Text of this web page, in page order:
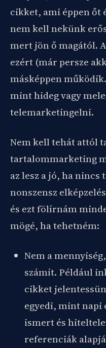
cikket, ami éppen őt
nem kell nekünk
mert jön ő magától.
ezért (már persze
másképpen
mint hideg vagy
telemarketingelni.
Nem kell tehát attól
tartalommarketing
az lesz a jó, ha
nonszensz
és ezt fölírnám
mögé, ha tehetném:
Nem a
számít. Például
cikket
egyedi, mint napi
ismert és
referenciák